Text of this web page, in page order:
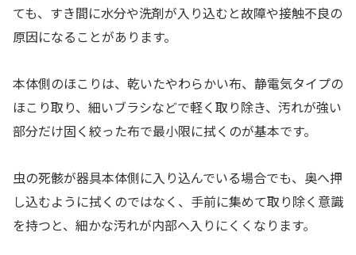
ても、すき間に水分や洗剤が入り込むと故障や接触不良の
原因になることがあります。
本体側のほこりは、乾いたやわらかい布、静電気タイプの
ほこり取り、細いブラシなどで軽く取り除き、汚れが強い
部分だけ固く絞った布で最小限に拭くのが基本です。
虫の死骸が器具本体側に入り込んでいる場合でも、奥へ押
し込むように拭くのではなく、手前に集めて取り除く意識
を持つと、細かな汚れが内部へ入りにくくなります。